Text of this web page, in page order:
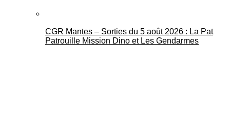
CGR Mantes – Sorties du 5 août 2026 : La Pat
Patrouille Mission Dino et Les Gendarmes